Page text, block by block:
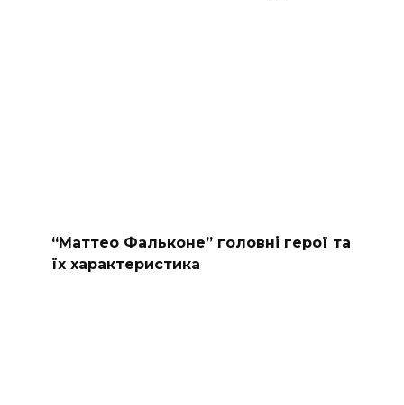
“Маттео Фальконе” головні герої та
їх характеристика